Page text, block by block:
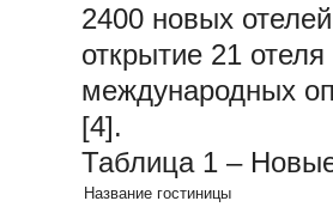
2400 новых
открытие 21
международных
[4].
Таблица 1 –
Название гостиницы